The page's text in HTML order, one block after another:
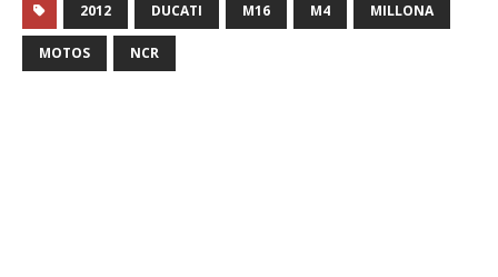
2012 DUCATI M16 M4 MILLONA
MOTOS NCR